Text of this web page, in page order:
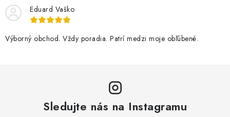
Eduard Vaško
Výborný obchod. Vždy poradia. Patrí medzi moje obľúbené.
Sledujte nás na Instagramu